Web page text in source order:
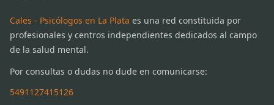
Cales - Psicólogos en La Plata es una red constituida por
profesionales y centros independientes dedicados al campo
de la salud mental.
Por consultas o dudas no dude en comunicarse:
5491127415126